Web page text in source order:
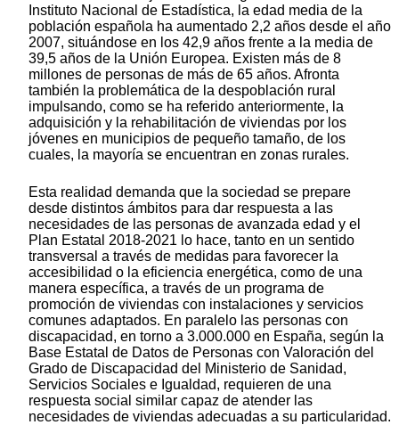
Instituto Nacional de Estadística, la edad media de la
población española ha aumentado 2,2 años desde el año
2007, situándose en los 42,9 años frente a la media de
39,5 años de la Unión Europea. Existen más de 8
millones de personas de más de 65 años. Afronta
también la problemática de la despoblación rural
impulsando, como se ha referido anteriormente, la
adquisición y la rehabilitación de viviendas por los
jóvenes en municipios de pequeño tamaño, de los
cuales, la mayoría se encuentran en zonas rurales.
Esta realidad demanda que la sociedad se prepare
desde distintos ámbitos para dar respuesta a las
necesidades de las personas de avanzada edad y el
Plan Estatal 2018-2021 lo hace, tanto en un sentido
transversal a través de medidas para favorecer la
accesibilidad o la eficiencia energética, como de una
manera específica, a través de un programa de
promoción de viviendas con instalaciones y servicios
comunes adaptados. En paralelo las personas con
discapacidad, en torno a 3.000.000 en España, según la
Base Estatal de Datos de Personas con Valoración del
Grado de Discapacidad del Ministerio de Sanidad,
Servicios Sociales e Igualdad, requieren de una
respuesta social similar capaz de atender las
necesidades de viviendas adecuadas a su particularidad.